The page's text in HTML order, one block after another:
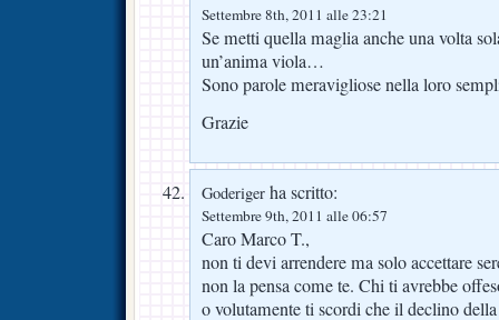
Settembre 8th, 2011 alle 23:21
Se metti quella maglia anche una volta
un’anima viola…
Sono parole meravigliose nella loro
Grazie
Goderiger ha scritto:
Settembre 9th, 2011 alle 06:57
Caro Marco T.,
non ti devi arrendere ma solo accettare
non la pensa come te. Chi ti avrebbe
o volutamente ti scordi che il declino